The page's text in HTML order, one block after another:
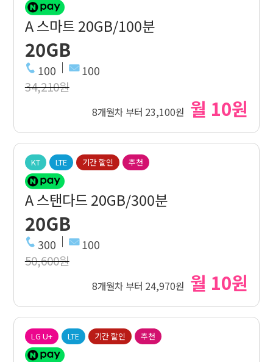
A 스마트 20GB/100분
20GB
100 100
34,210원
8개월차 부터 23,100원 월 10원
KT LTE 기간 할인 추천
A 스탠다드 20GB/300분
20GB
300 100
50,600원
8개월차 부터 24,970원 월 10원
LG U+ LTE 기간 할인 추천